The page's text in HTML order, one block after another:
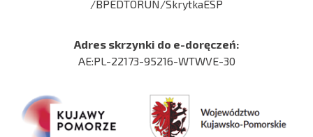
/BPEDTORUN/SkrytkaESP
Adres skrzynki do e-doręczeń:
AE:PL-22173-95216-WTWVE-30